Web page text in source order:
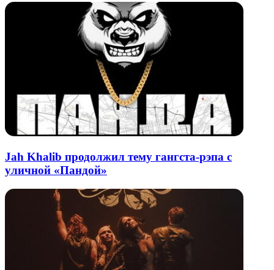
Jah Khalib продолжил тему гангста-рэпа с
уличной «Пандой»